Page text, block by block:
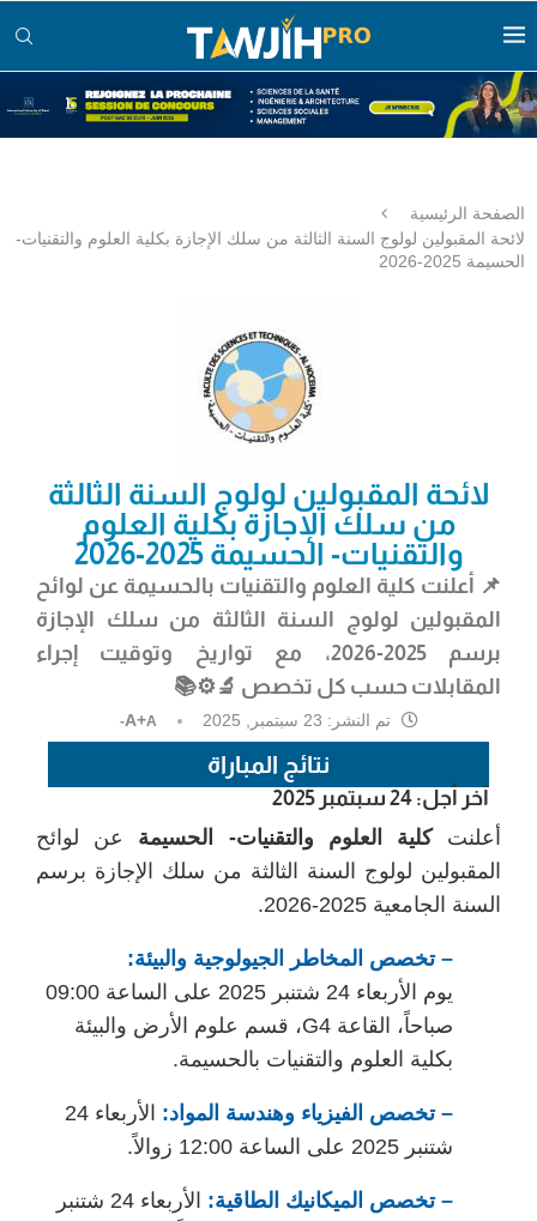
الصفحة الرئيسية
لائحة المقبولين لولوج السنة الثالثة من سلك الإجازة بكلية العلوم والتقنيات-
الحسيمة 2025-2026
لائحة المقبولين لولوج السنة الثالثة
من سلك الإجازة بكلية العلوم
والتقنيات- الحسيمة 2025-2026
📌 أعلنت كلية العلوم والتقنيات بالحسيمة عن لوائح
المقبولين لولوج السنة الثالثة من سلك الإجازة
برسم 2025-2026، مع تواريخ وتوقيت إجراء
المقابلات حسب كل تخصص 🔬⚙️📚
تم النشر: A+A-
نتائج المباراة
آخر أجل: 24 سبتمبر 2025
أعلنتكلية العلوم والتقنيات- الحسيمة
عن لوائح
المقبولين لولوج السنة الثالثة من سلك الإجازة برسم
السنة الجامعية 2025-2026.
– تخصص المخاطر الجيولوجية والبيئة:
يوم الأربعاء 24 شتنبر 2025 على الساعة 09:00
صباحاً، القاعة G4، قسم علوم الأرض والبيئة
بكلية العلوم والتقنيات بالحسيمة.
– تخصص الفيزياء وهندسة المواد:
الأربعاء 24
شتنبر 2025 على الساعة 12:00 زوالاً.
– تخصص الميكانيك الطاقية:
الأربعاء 24 شتنبر